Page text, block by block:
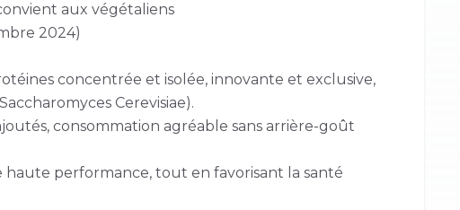
aux végétaliens
2024)
concentrée et isolée, innovante et exclusive,
Cerevisiae).
consommation agréable sans arrière-goût
performance, tout en favorisant la santé